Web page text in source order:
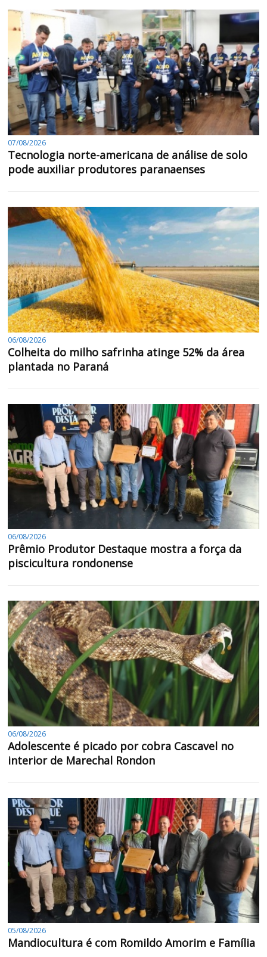
07/08/2026
Tecnologia norte-americana de análise de solo
pode auxiliar produtores paranaenses
06/08/2026
Colheita do milho safrinha atinge 52% da área
plantada no Paraná
06/08/2026
Prêmio Produtor Destaque mostra a força da
piscicultura rondonense
06/08/2026
Adolescente é picado por cobra Cascavel no
interior de Marechal Rondon
05/08/2026
Mandiocultura é com Romildo Amorim e Família